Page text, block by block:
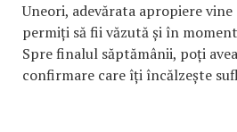
Uneori, adevărata apropiere
permiți să fii văzută și în
Spre finalul săptămânii, poți
confirmare care îți încălzește